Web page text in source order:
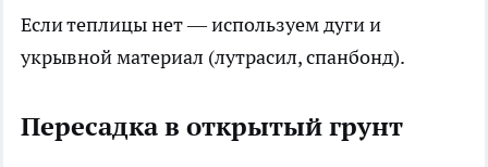
Если теплицы нет — используем дуги и
укрывной материал (лутрасил, спанбонд).
Пересадка в открытый грунт